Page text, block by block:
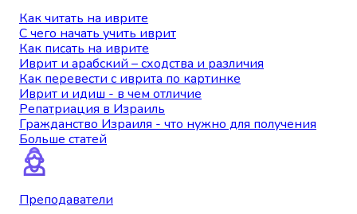
Как читать на иврите
С чего начать учить иврит
Как писать на иврите
Иврит и арабский – сходства и различия
Как перевести с иврита по картинке
Иврит и идиш - в чем отличие
Репатриация в Израиль
Гражданство Израиля - что нужно для получения
Больше статей
Преподаватели